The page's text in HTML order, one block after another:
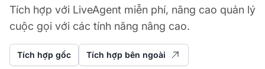
Tích hợp với LiveAgent miễn phí, nâng cao quản lý
cuộc gọi với các tính năng nâng cao.
Tích hợp gốc Tích hợp bên ngoài